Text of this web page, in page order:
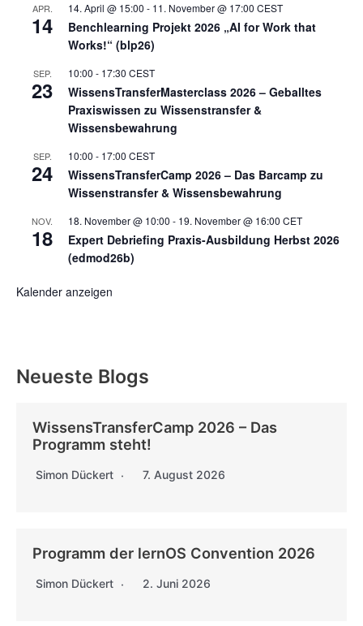
APR.
14
14. April @ 15:00 - 11. November @ 17:00 CEST
Benchlearning Projekt 2026 „AI for Work that
Works!“ (blp26)
SEP.
23
10:00 - 17:30 CEST
WissensTransferMasterclass 2026 – Geballtes
Praxiswissen zu Wissenstransfer &
Wissensbewahrung
SEP.
24
10:00 - 17:00 CEST
WissensTransferCamp 2026 – Das Barcamp zu
Wissenstransfer & Wissensbewahrung
NOV.
18
18. November @ 10:00 - 19. November @ 16:00 CET
Expert Debriefing Praxis-Ausbildung Herbst 2026
(edmod26b)
Kalender anzeigen
Neueste Blogs
WissensTransferCamp 2026 – Das
Programm steht!
Simon Dückert 7. August 2026
Programm der lernOS Convention 2026
Simon Dückert 2. Juni 2026